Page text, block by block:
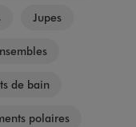
Jupes
de bain
polaires